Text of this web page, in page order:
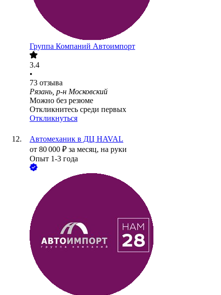
Группа Компаний Автоимпорт
3.4
•
73 отзыва
Рязань, р-н Московский
Можно без резюме
Откликнитесь среди первых
Откликнуться
Автомеханик в ДЦ HAVAL
от 80 000 ₽ за месяц, на руки
Опыт 1-3 года